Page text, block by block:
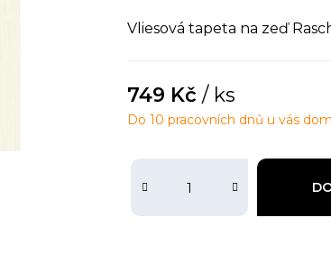
Vliesová tapeta na zeď
749 Kč/ ks
Do 10 pracovních dnů u vás